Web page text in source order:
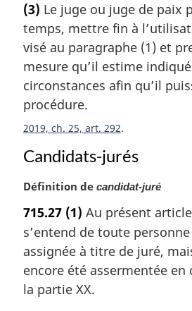
n
a
e
:
t
e
m
a
g
i
n
l
:
(3) Le juge ou juge de paix
temps, mettre fin à
visé au paragraphe (1) et
mesure qu’il estime
circonstances afin qu’il
procédure.
2019, ch. 25, art. 292
Candidats-jurés
N
t
e
m
r
g
Définition de candidat-juré
715.27 (1) Au présent
s’entend de toute
assignée à titre de juré,
encore été assermentée en
la partie XX.